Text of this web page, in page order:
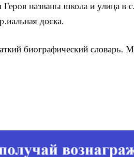
названы школа и улица в
доска.
биографический словарь.